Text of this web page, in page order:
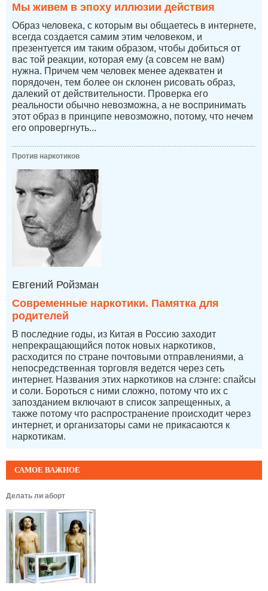
САМОЕ ВАЖНОЕ
Делать ли аборт
Мы живем в эпоху иллюзии действия
Образ человека, с которым вы общаетесь в интернете,
всегда создается самим этим человеком, и
презентуется им таким образом, чтобы добиться от
вас той реакции, которая ему (а совсем не вам)
нужна. Причем чем человек менее адекватен и
порядочен, тем более он склонен рисовать образ,
далекий от действительности. Проверка его
реальности обычно невозможна, а не воспринимать
этот образ в принципе невозможно, потому, что нечем
его опровергнуть...
Против наркотиков
Евгений Ройзман
Современные наркотики. Памятка для
родителей
В последние годы, из Китая в Россию заходит
непрекращающийся поток новых наркотиков,
расходится по стране почтовыми отправлениями, а
непосредственная торговля ведется через сеть
интернет. Названия этих наркотиков на слэнге: спайсы
и соли. Бороться с ними сложно, потому что их с
запозданием включают в список запрещенных, а
также потому что распространение происходит через
интернет, и организаторы сами не прикасаются к
наркотикам.